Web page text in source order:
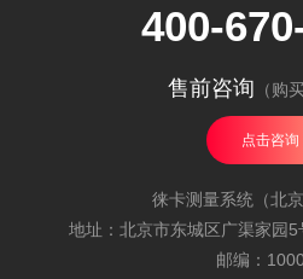
400-
售前咨询 （购
点击咨询
徕卡测量系统（北
地址：北京市东城区广渠家园
邮编：